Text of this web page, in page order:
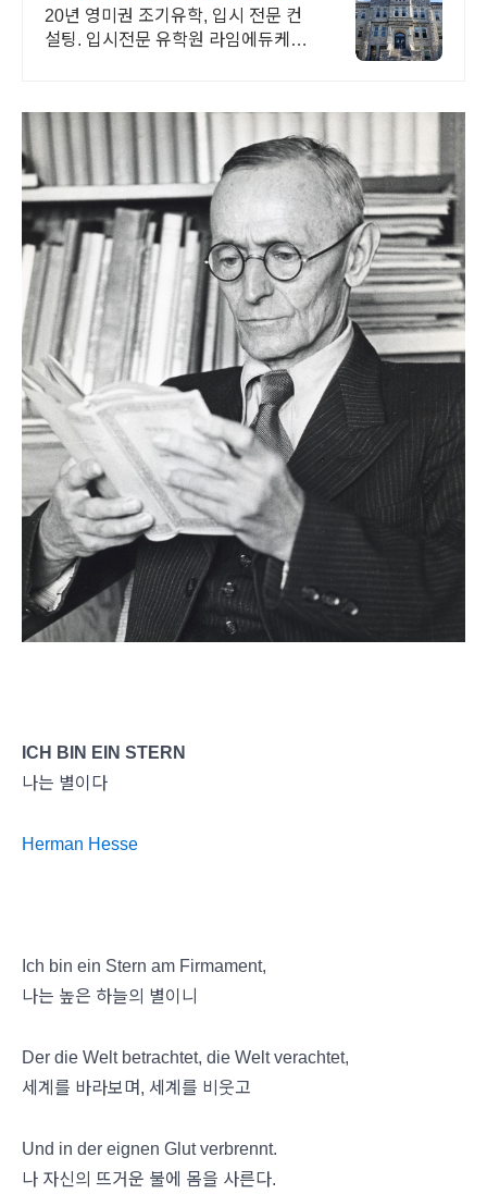
경험은 차이를 만듭니다.
20년 영미권 조기유학, 입시 전문 컨
설팅. 입시전문 유학원 라임에듀케이
전문
ICH BIN EIN STERN
나는 별이다
Herman Hesse
Ich bin ein Stern am Firmament,
나는 높은 하늘의 별이니
Der die Welt betrachtet, die Welt verachtet,
세계를 바라보며, 세계를 비웃고
Und in der eignen Glut verbrennt.
나 자신의 뜨거운 불에 몸을 사른다.